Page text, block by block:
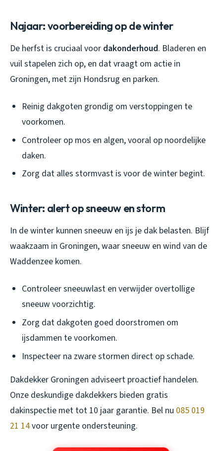
Najaar: voorbereiding op de winter
De herfst is cruciaal voor dakonderhoud. Bladeren en
vuil stapelen zich op, en dat vraagt om actie in
Groningen, met zijn Hondsrug en parken.
Reinig dakgoten grondig om verstoppingen te
voorkomen.
Controleer op mos en algen, vooral op noordelijke
daken.
Zorg dat alles stormvast is voor de winter begint.
Winter: alert op sneeuw en storm
In de winter kunnen sneeuw en ijs je dak belasten. Blijf
waakzaam in Groningen, waar sneeuw en wind van de
Waddenzee komen.
Controleer sneeuwlast en verwijder overtollige
sneeuw voorzichtig.
Zorg dat dakgoten goed doorstromen om
ijsdammen te voorkomen.
Inspecteer na zware stormen direct op schade.
Dakdekker Groningen adviseert proactief handelen.
Onze deskundige dakdekkers bieden gratis
dakinspectie met tot 10 jaar garantie. Bel nu 085 019
21 14voor urgente ondersteuning.